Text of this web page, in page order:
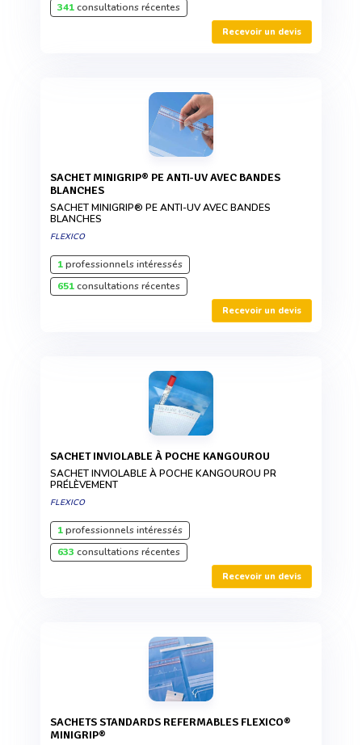
341consultations récentes
Recevoir un devis
SACHET MINIGRIP® PE ANTI-UV AVEC BANDES
BLANCHES
SACHET MINIGRIP® PE ANTI-UV AVEC BANDES
BLANCHES
FLEXICO
1professionnels intéressés
651consultations récentes
Recevoir un devis
SACHET INVIOLABLE À POCHE KANGOUROU
SACHET INVIOLABLE À POCHE KANGOUROU PR
PRÉLÈVEMENT
FLEXICO
1professionnels intéressés
633 consultations récentes
Recevoir un devis
SACHETS STANDARDS REFERMABLES FLEXICO®
MINIGRIP®